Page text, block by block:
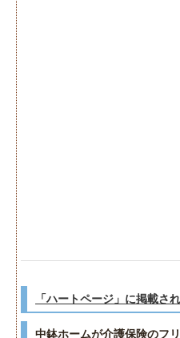
「ハートページ」に掲載さ
中鉢ホームが介護保険のフ